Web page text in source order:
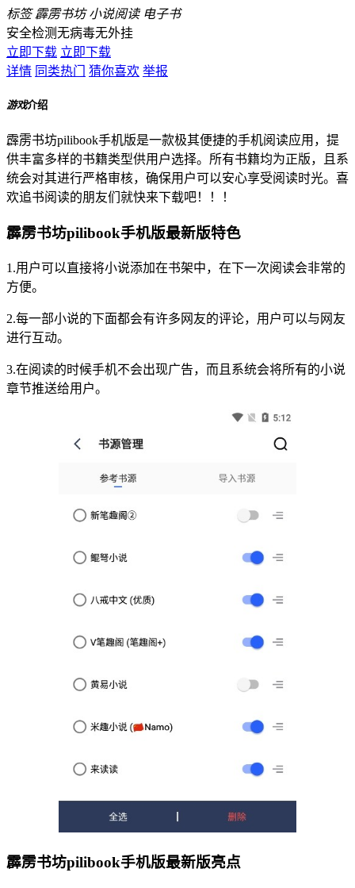
标签 霹雳书坊 小说阅读 电子书
安全检测无病毒无外挂
立即下载 立即下载
详情 同类热门 猜你喜欢 举报
游戏介绍
霹雳书坊pilibook手机版是一款极其便捷的手机阅读应用，提
供丰富多样的书籍类型供用户选择。所有书籍均为正版，且系
统会对其进行严格审核，确保用户可以安心享受阅读时光。喜
欢追书阅读的朋友们就快来下载吧！！！
霹雳书坊pilibook手机版最新版特色
1.用户可以直接将小说添加在书架中，在下一次阅读会非常的
方便。
2.每一部小说的下面都会有许多网友的评论，用户可以与网友
进行互动。
3.在阅读的时候手机不会出现广告，而且系统会将所有的小说
章节推送给用户。
霹雳书坊pilibook手机版最新版亮点